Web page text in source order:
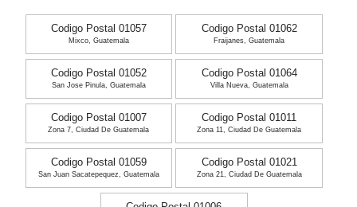
Codigo Postal 01057
Mixco, Guatemala
Codigo Postal 01062
Fraijanes, Guatemala
Codigo Postal 01052
San Jose Pinula, Guatemala
Codigo Postal 01064
Villa Nueva, Guatemala
Codigo Postal 01007
Zona 7, Ciudad De Guatemala
Codigo Postal 01011
Zona 11, Ciudad De Guatemala
Codigo Postal 01059
San Juan Sacatepequez, Guatemala
Codigo Postal 01021
Zona 21, Ciudad De Guatemala